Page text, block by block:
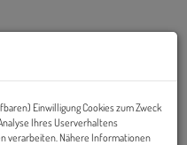
Einwilligung Cookies zum Zweck
Ihres Userverhaltens
verarbeiten. Nähere Informationen